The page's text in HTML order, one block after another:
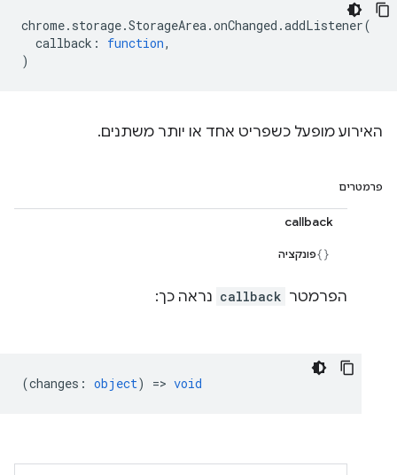
chrome. storage.StorageArea.onChanged .addListener(
callback : function,
)
האירוע מופעל כשפריט אחד או יותר משתנים.
פרמטרים
callback
פונקציה
הפרמטר callback נראה כך:
(changes : object) => void